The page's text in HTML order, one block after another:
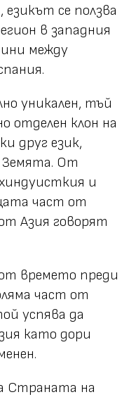
се ползва
в западния
между
уникален, тъй
отделен клон на
друг език,
Земята. От
и
част от
Азия говорят
времето преди
част от
успява да
като дори
Страната на